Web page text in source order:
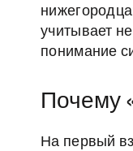
учитывает
понимание
Почему
На первый